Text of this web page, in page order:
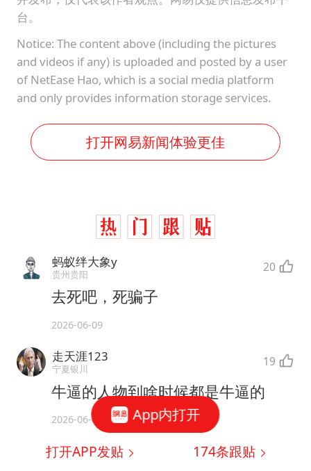
台。
Notice: The content above (including the pictures
and videos if any) is uploaded and posted by a user
of NetEase Hao, which is a social media platform
and only provides information storage services.
打开网易新闻体验更佳
蚂蚁绊大象y
贵州贵阳 20
去死吧，死骗子
2026-06-09
走天涯123
宁夏银川 19
牛逼的人物到啥时候都是牛逼的
2026-06-09
打开APP发贴 174条跟贴
App内打开